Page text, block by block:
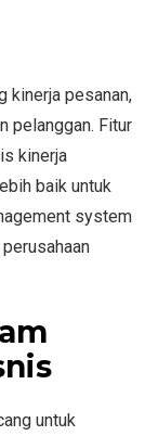
kinerja pesanan,
pelanggan. Fitur
kinerja
baik untuk
system
untuk